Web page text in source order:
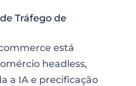
Tráfego de
está
headless,
a IA e precificação